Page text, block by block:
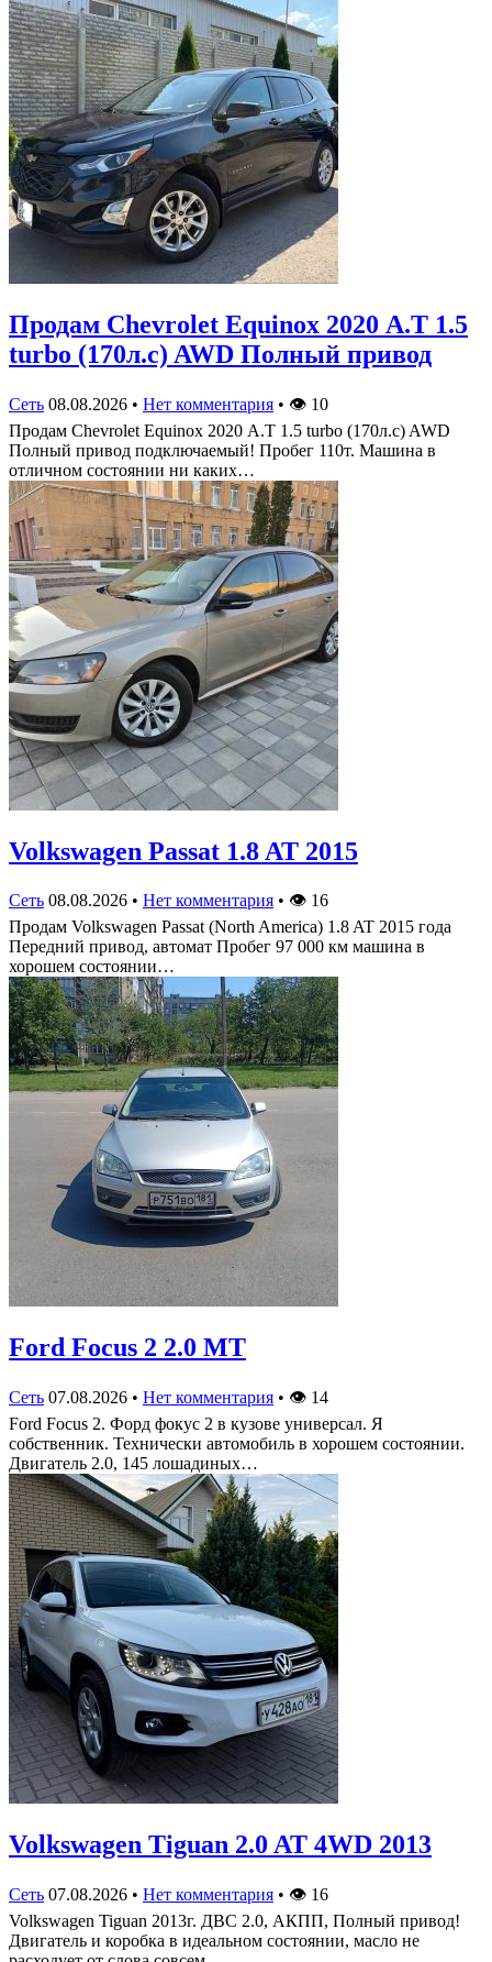
Продам Chevrolet Equinox 2020 А.Т 1.5
turbo (170л.с) AWD Полный привод
Сеть 08.08.2026 • Нет комментария • 👁 10
Продам Chevrolet Equinox 2020 А.Т 1.5 turbo (170л.с) AWD
Полный привод подключаемый! Пробег 110т. Машина в
отличном состоянии ни каких…
Volkswagen Passat 1.8 AT 2015
Сеть 08.08.2026 • Нет комментария • 👁 16
Продам Volkswagen Passat (North America) 1.8 AT 2015 года
Передний привод, автомат Пробег 97 000 км машина в
хорошем состоянии…
Ford Focus 2 2.0 MT
Сеть 07.08.2026 • Нет комментария • 👁 14
Ford Focus 2. Форд фокус 2 в кузове универсал. Я
собственник. Технически автомобиль в хорошем состоянии.
Двигатель 2.0, 145 лошадиных…
Volkswagen Tiguan 2.0 AT 4WD 2013
Сеть 07.08.2026 • Нет комментария • 👁 16
Volkswagen Tiguan 2013г. ДВС 2.0, АКПП, Полный привод!
Двигатель и коробка в идеальном состоянии, масло не